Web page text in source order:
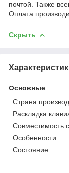
почтой. Также
Оплата
Скрыть
Основные
Страна
Раскладка
Совместимость
Особенности
Состояние